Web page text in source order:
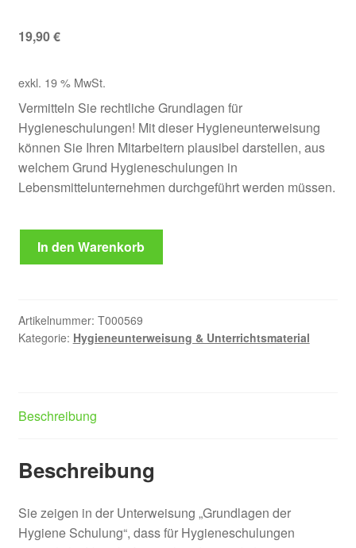
19,90€
exkl. 19 % MwSt.
Vermitteln Sie rechtliche Grundlagen für
Hygieneschulungen! Mit dieser Hygieneunterweisung
können Sie Ihren Mitarbeitern plausibel darstellen, aus
welchem Grund Hygieneschulungen in
Lebensmittelunternehmen durchgeführt werden müssen.
Rechtliche
Hygieneschulungen
Menge
In den Warenkorb
Artikelnummer: T000569
Kategorie: Hygieneunterweisung & Unterrichtsmaterial
Beschreibung
Beschreibung
Sie zeigen in der Unterweisung „Grundlagen der
Hygiene Schulung“, dass für Hygieneschulungen